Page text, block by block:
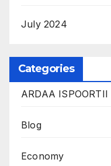
July 2024
Categories
ARDAA ISPOORTII
Blog
Economy